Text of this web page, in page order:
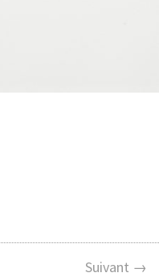
Suivant →